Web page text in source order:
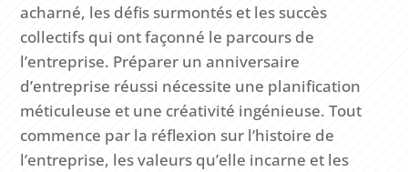
acharné, les défis surmontés et les succès
collectifs qui ont façonné le parcours de
l’entreprise. Préparer un anniversaire
d’entreprise réussi nécessite une planification
méticuleuse et une créativité ingénieuse. Tout
commence par la réflexion sur l’histoire de
l’entreprise, les valeurs qu’elle incarne et les